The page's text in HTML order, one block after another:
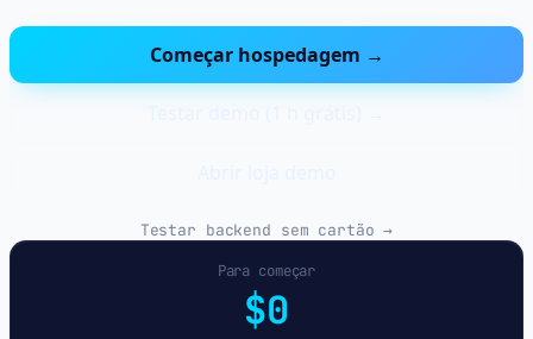
Começar hospedagem →
Testar backend sem cartão →
Para começar
$0